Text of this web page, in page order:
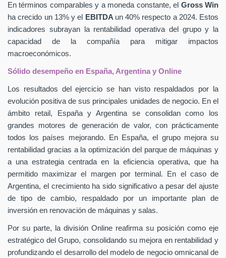
En términos comparables y a moneda constante, el Gross Win
ha crecido un 13% y el
EBITDA un 40% respecto a 2024. Estos
indicadores subrayan la rentabilidad operativa del grupo y la
capacidad de la compañía para mitigar impactos
macroeconómicos.
Sólido desempeño en España, Argentina y Online
Los resultados del ejercicio se han visto respaldados por la
evolución positiva de sus principales unidades de negocio. En el
ámbito retail, España y Argentina se consolidan como los
grandes motores de generación de valor, con prácticamente
todos los países mejorando. En España, el grupo mejora su
rentabilidad gracias a la optimización del parque de máquinas y
a una estrategia centrada en la eficiencia operativa, que ha
permitido maximizar el margen por terminal. En el caso de
Argentina, el crecimiento ha sido significativo a pesar del ajuste
de tipo de cambio, respaldado por un importante plan de
inversión en renovación de máquinas y salas.
Por su parte, la división Online reafirma su posición como eje
estratégico del Grupo, consolidando su mejora en rentabilidad y
profundizando el desarrollo del modelo de negocio omnicanal de